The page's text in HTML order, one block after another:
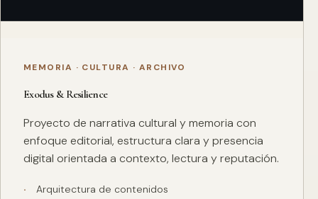
MEMORIA · CULTURA · ARCHIVO
Exodus & Resilience
Proyecto de narrativa cultural y memoria con
enfoque editorial, estructura clara y presencia
digital orientada a contexto, lectura y reputación.
Arquitectura de contenidos